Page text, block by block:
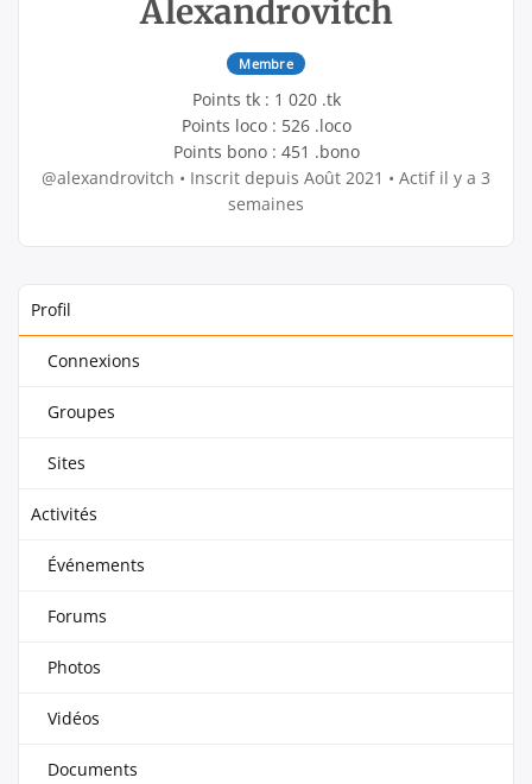
Alexandrovitch
Membre
Points tk : 1 020 .tk
Points loco : 526 .loco
Points bono : 451 .bono
@alexandrovitch • Inscrit depuis Août 2021 • Actif il y a 3
semaines
Profil
Connexions
Groupes
Sites
Activités
Événements
Forums
Photos
Vidéos
Documents